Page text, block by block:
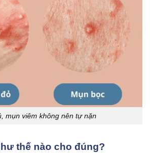
mụn viêm không nên tự nặn
thế nào cho đúng?